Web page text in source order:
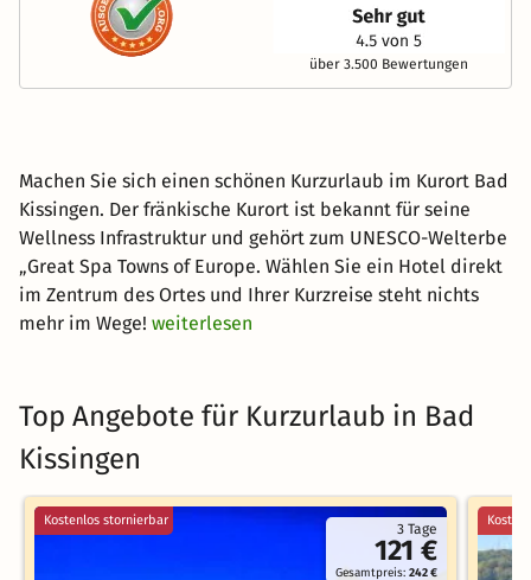
über 3.500 Bewertungen
Machen Sie sich einen schönen Kurzurlaub im Kurort Bad
Kissingen. Der fränkische Kurort ist bekannt für seine
Wellness Infrastruktur und gehört zum UNESCO-Welterbe
„Great Spa Towns of Europe. Wählen Sie ein Hotel direkt
im Zentrum des Ortes und Ihrer Kurzreise steht nichts
mehr im Wege! weiterlesen
Top Angebote für Kurzurlaub in Bad
Kissingen
3 Tage
121 €
Gesamtpreis:242 €
Kostenlos stornierbar